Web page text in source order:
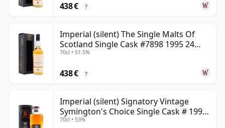
438 € ?
Imperial (silent) The Single Malts Of
Scotland Single Cask #7898 1995 24
años
70cl • 51.5%
438 € ?
Imperial (silent) Signatory Vintage
Symington's Choice Single Cask # 1995
30 años
70cl • 53%